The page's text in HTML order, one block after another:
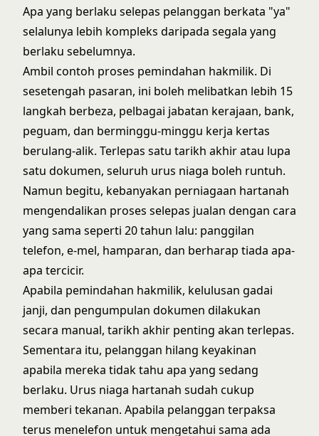
Apa yang berlaku selepas pelanggan berkata "ya"
selalunya lebih kompleks daripada segala yang
berlaku sebelumnya.
Ambil contoh proses pemindahan hakmilik. Di
sesetengah pasaran, ini boleh melibatkan lebih 15
langkah berbeza, pelbagai jabatan kerajaan, bank,
peguam, dan berminggu-minggu kerja kertas
berulang-alik. Terlepas satu tarikh akhir atau lupa
satu dokumen, seluruh urus niaga boleh runtuh.
Namun begitu, kebanyakan perniagaan hartanah
mengendalikan proses selepas jualan dengan cara
yang sama seperti 20 tahun lalu: panggilan
telefon, e-mel, hamparan, dan berharap tiada apa-
apa tercicir.
Apabila pemindahan hakmilik, kelulusan gadai
janji, dan pengumpulan dokumen dilakukan
secara manual, tarikh akhir penting akan terlepas.
Sementara itu, pelanggan hilang keyakinan
apabila mereka tidak tahu apa yang sedang
berlaku. Urus niaga hartanah sudah cukup
memberi tekanan. Apabila pelanggan terpaksa
terus menelefon untuk mengetahui sama ada